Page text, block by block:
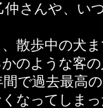
さんや、い
散歩中の犬
のような客
で過去最高
なってしま